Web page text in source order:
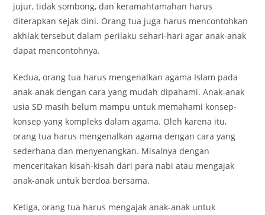
jujur, tidak sombong, dan keramahtamahan harus
diterapkan sejak dini. Orang tua juga harus mencontohkan
akhlak tersebut dalam perilaku sehari-hari agar anak-anak
dapat mencontohnya.
Kedua, orang tua harus mengenalkan agama Islam pada
anak-anak dengan cara yang mudah dipahami. Anak-anak
usia SD masih belum mampu untuk memahami konsep-
konsep yang kompleks dalam agama. Oleh karena itu,
orang tua harus mengenalkan agama dengan cara yang
sederhana dan menyenangkan. Misalnya dengan
menceritakan kisah-kisah dari para nabi atau mengajak
anak-anak untuk berdoa bersama.
Ketiga, orang tua harus mengajak anak-anak untuk